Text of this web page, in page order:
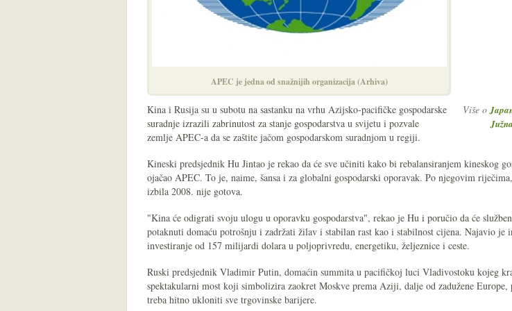
APEC je jedna od snažnijih organizacija (Arhiva)
Više o
Kina i Rusija su u subotu na sastanku na vrhu Azijsko-pacifičke gospodarske
suradnje izrazili zabrinutost za stanje gospodarstva u svijetu i pozvale
zemlje APEC-a da se zaštite jačom gospodarskom suradnjom u regiji.
Kineski predsjednik Hu Jintao je rekao da će sve učiniti kako bi rebalansiranjem kineskog
ojačao APEC. To je, naime, šansa i za globalni gospodarski oporavak. Po njegovim
izbila 2008. nije gotova.
"Kina će odigrati svoju ulogu u oporavku gospodarstva", rekao je Hu i poručio da će
potaknuti domaću potrošnju i zadržati žilav i stabilan rast kao i stabilnost cijena. Najavio je
investiranje od 157 milijardi dolara u poljoprivredu, energetiku, željeznice i ceste.
Ruski predsjednik Vladimir Putin, domaćin summita u pacifičkoj luci Vladivostoku kojeg
spektakularni most koji simbolizira zaokret Moskve prema Aziji, dalje od zadužene Europe,
treba hitno ukloniti sve trgovinske barijere.